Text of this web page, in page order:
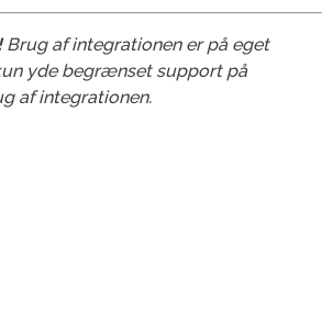
Brug af integrationen er på eget
yde begrænset support på
af integrationen.